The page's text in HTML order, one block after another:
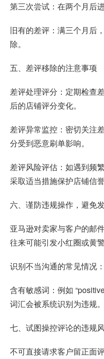
第三次尝试：在两个月后
旧有的差评：满三个月后
除。
五、差评移除的注意事项
差评处理评分：定期检查
后的店铺评分变化。
差评异常监控：密切关注
分受到恶意刷单影响。
差评风险评估：如遇到频
采取适当措施保护店铺信誉
六、谨防违规操作，避免
亚马逊对卖家与客户的邮
往来可能引发小红圈或黄
识别不当沟通的常见情况：
含有敏感词：例如
词汇会被系统识别为违规。
七、试图操控评论的违规
不可直接请求客户留正面